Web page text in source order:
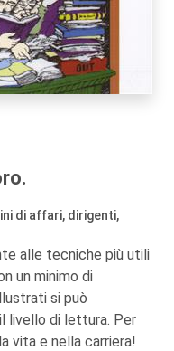
di affari, dirigenti,
alle tecniche più utili
un minimo di
si può
livello di lettura. Per
vita e nella carriera!